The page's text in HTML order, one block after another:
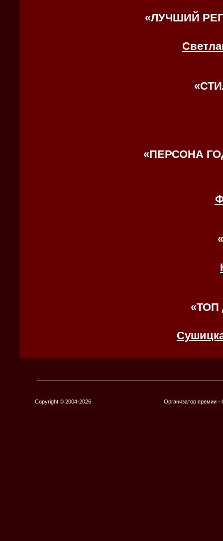
«ЛУЧШИЙ
«
«ПЕРСОНА
«
«ТОП
Copyright © 2004-2026 Организатор